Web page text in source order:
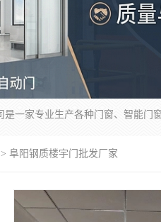
> 阜阳钢质楼宇门批发厂家